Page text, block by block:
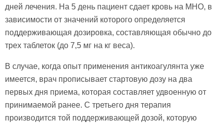
дней лечения. На 5 день пациент сдает кровь на МНО, в
зависимости от значений которого определяется
поддерживающая дозировка, составляющая обычно до
трех таблеток (до 7,5 мг на кг веса).
В случае, когда опыт применения антикоагулянта уже
имеется, врач прописывает стартовую дозу на два
первых дня приема, которая составляет удвоенную от
принимаемой ранее. С третьего дня терапия
производится той поддерживающей дозой, которую